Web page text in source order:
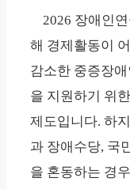
2026 장애인연
해 경제활동이
감소한 중증장
을 지원하기 위
제도입니다. 하
과 장애수당, 국
을 혼동하는 경